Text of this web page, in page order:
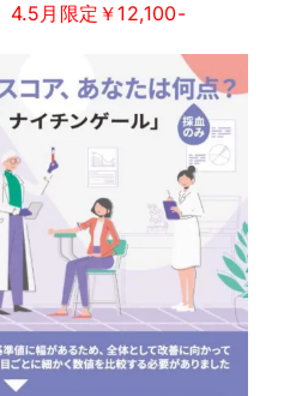
4.5月限定￥12,100-